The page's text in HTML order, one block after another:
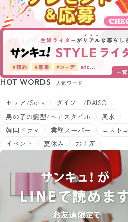
HOT WORDS 人気ワード
セリア/Seria
ダイソー/DAISO
男の子の髪型/ヘアスタイル
風水
韓国ドラマ
業務スーパー
コストコ
イベント
夏休み お土産